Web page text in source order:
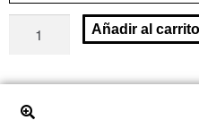
Añadir al carrito